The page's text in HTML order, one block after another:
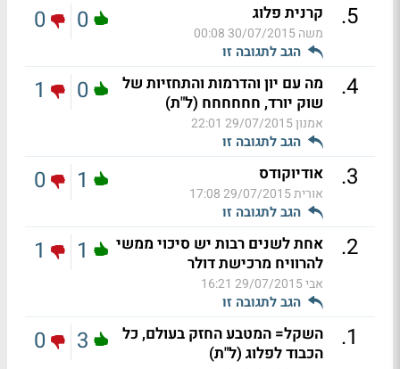
5
. קרנית פלוג
משה30/07/2015 00:08
הגב לתגובה זו
0
0
4
.
מה עם יון והדרמות והתחזיות של
שוק יורד, חחחחחח (ל"ת)
אמנון29/07/2015 22:01
הגב לתגובה זו
0
1
3
. אודיוקודס
אורית29/07/2015 17:08
הגב לתגובה זו
1
0
2
.
אחת לשנים רבות יש סיכוי ממשי
להרוויח מרכישת דולר
אבי29/07/2015 16:21
הגב לתגובה זו
1
1
1
.
השקל= המטבע החזק בעולם, כל
הכבוד לפלוג (ל"ת)
3
0